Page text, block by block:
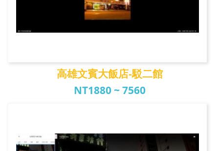
高雄文賓大飯店-駁二館
NT1880 ~ 7560